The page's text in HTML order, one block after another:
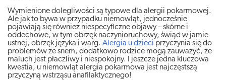
Wymienione dolegliwości są typowe dla alergii pokarmowej.
Ale jak to bywa w przypadku niemowląt, jednocześnie
pojawiają się również niespecyficzne objawy – skórne i
oddechowe, w tym obrzęk naczynioruchowy, świąd w jamie
ustnej, obrzęk języka i warg. Alergia u dzieci przyczynia się do
problemów ze snem, dodatkowo rodzice mogą zauważyć, że
maluch jest płaczliwy i niespokojny. I jeszcze jedna kluczowa
kwestia, u niemowląt alergia pokarmowa jest najczęstszą
przyczyną wstrząsu anafilaktycznego!